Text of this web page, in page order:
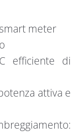
meter
efficiente di
attiva e